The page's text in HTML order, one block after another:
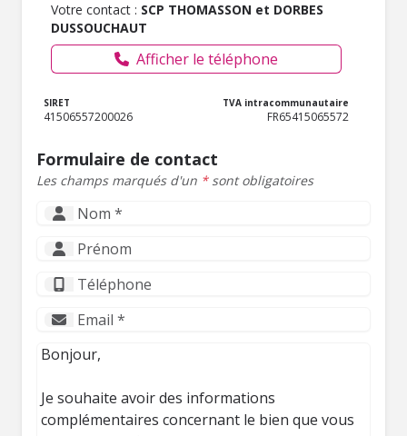
Votre contact : SCP THOMASSON et DORBES
DUSSOUCHAUT
Afficher le téléphone
SIRET
41506557200026
TVA intracommunautaire
FR65415065572
Formulaire de contact
Les champs marqués d'un *sont obligatoires